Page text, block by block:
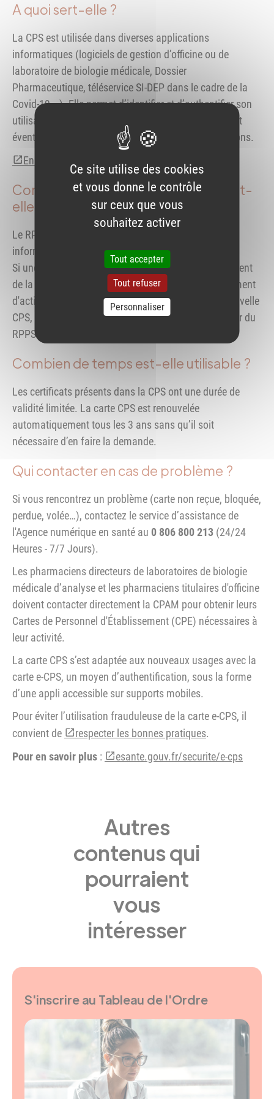
A quoi sert-elle ?
La CPS est utilisée dans diverses applications
informatiques (logiciels de gestion d’officine ou de
laboratoire de biologie médicale, Dossier
Pharmaceutique, téléservice SI-DEP dans le cadre de la
Covid-19...). Elle permet d’identifier et d’authentifier son
utilisateur et ainsi de contrôler l’accès aux données et
éventuellement de signer ou de valider des transactions.
En savoir plus
Comment la mise à jour de la carte est-
elle faite ?
Le RPPS est mis quotidiennement à jour avec les
informations du tableau de l’Ordre.
Si une modification du tableau nécessite le changement
de la carte CPS d’un pharmacien (exemple : changement
d'activité), celui-ci recevra automatiquement une nouvelle
CPS, dans les 2 semaines à compter de la mise à jour du
RPPS par l’Ordre.
Combien de temps est-elle utilisable ?
Les certificats présents dans la CPS ont une durée de
validité limitée. La carte CPS est renouvelée
automatiquement tous les 3 ans sans qu’il soit
nécessaire d’en faire la demande.
Qui contacter en cas de problème ?
Si vous rencontrez un problème (carte non reçue, bloquée,
perdue, volée…), contactez le service d’assistance de
l'Agence numérique en santé au 0 806 800 213 (24/24
Heures - 7/7 Jours).
Les pharmaciens directeurs de laboratoires de biologie
médicale d’analyse et les pharmaciens titulaires d'officine
doivent contacter directement la CPAM pour obtenir leurs
Cartes de Personnel d'Établissement (CPE) nécessaires à
leur activité.
La carte CPS s’est adaptée aux nouveaux usages avec la
carte e-CPS, un moyen d’authentification, sous la forme
d’une appli accessible sur supports mobiles.
Pour éviter l’utilisation frauduleuse de la carte e-CPS, il
convient de
respecter les bonnes pratiques.
Pour en savoir plus : esante.gouv.fr/securite/e-cps
Autres
contenus qui
pourraient
vous
intéresser
S'inscrire au Tableau de l'Ordre
Ce site utilise des cookies
et vous donne le contrôle
sur ceux que vous
souhaitez activer
Tout accepter
Tout refuser
Personnaliser